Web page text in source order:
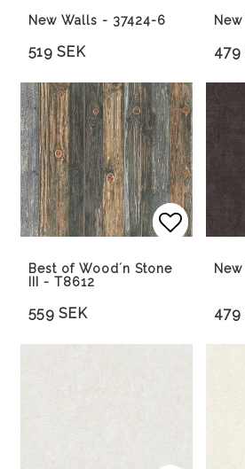
New Walls - 37424-6
519 SEK 479
Best of Wood´n Stone
III - T8612
559 SEK 479